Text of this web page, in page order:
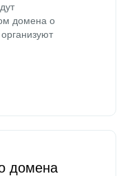
домена о
домена